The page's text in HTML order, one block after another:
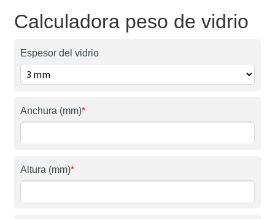
Calculadora peso de vidrio
Espesor del vidrio
Anchura (mm)*
Altura (mm)*